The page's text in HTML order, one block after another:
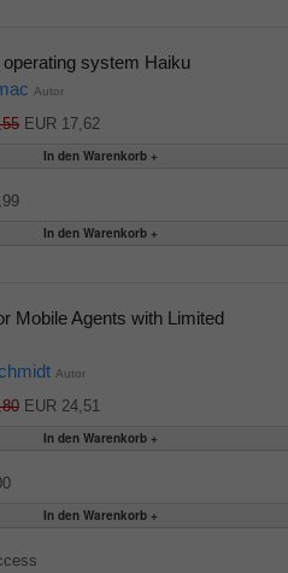
system Haiku
Autor
EUR 17,62
Mobile Agents with Limited
Autor
EUR 24,51